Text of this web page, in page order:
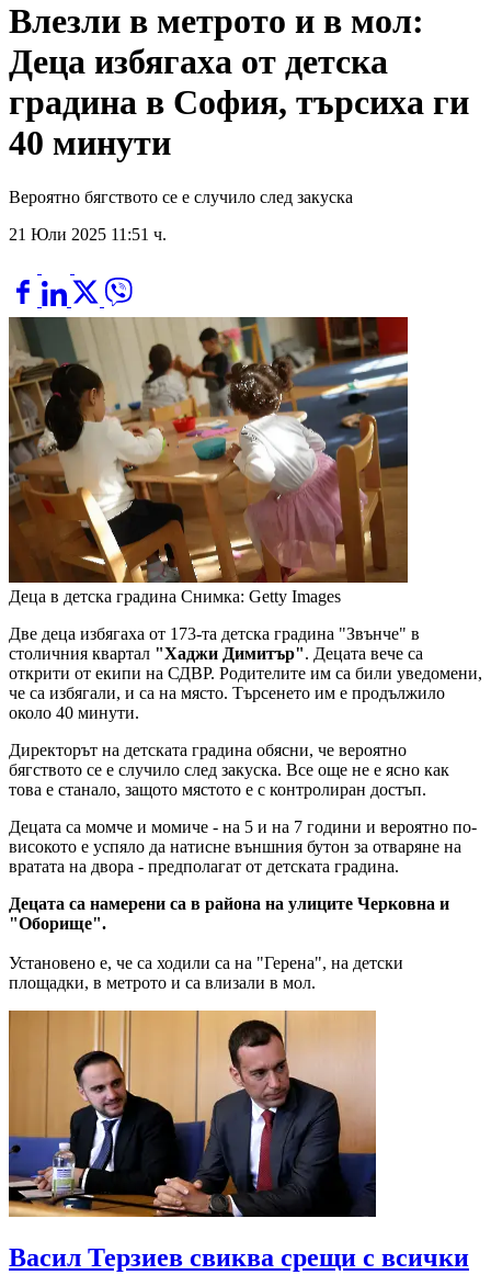
Влезли в метрото и в мол:
Деца избягаха от детска
градина в София, търсиха ги
40 минути
Вероятно бягството се е случило след закуска
21 Юли 2025 11:51 ч.
Деца в детска градина Снимка: Getty Images
Две деца избягаха от 173-та детска градина "Звънче" в
столичния квартал "Хаджи Димитър". Децата вече са
открити от екипи на СДВР. Родителите им са били уведомени,
че са избягали, и са на място. Търсенето им е продължило
около 40 минути.
Директорът на детската градина обясни, че вероятно
бягството се е случило след закуска. Все още не е ясно как
това е станало, защото мястото е с контролиран достъп.
Децата са момче и момиче - на 5 и на 7 години и вероятно по-
високото е успяло да натисне външния бутон за отваряне на
вратата на двора - предполагат от детската градина.
Децата са намерени са в района на улиците Черковна и
"Оборище".
Установено е, че са ходили са на "Герена", на детски
площадки, в метрото и са влизали в мол.
Васил Терзиев свиква срещи с всички